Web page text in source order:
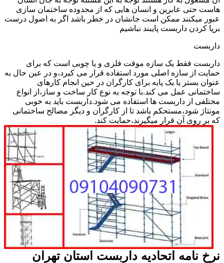
هاست حتی عابرین و انسان هایی که از محدوده ساختمان سازی
عبور میکنند ممکن است جانشان در خطر باشد اگر به اصول درست
برپا کردن داربست پایبند نباشیم
داربست
داربست فقط یک سازه موقت فلزی و یا چوبی است که برای
حمایت از سازه اصلی مورد استفاده قرار می کیرد،و در عین حال به
عنوان بستر یا یک پایه برای کارگران در حین انجام کارهای
ساختمانی عمل می کند.با توجه به نوع کار ساخت و ساز،از انواع
مختلفی از داربست ها استفاده می شود.داربست باید به خوبی
مونتاژ شود،مستحکم باشد تا از کارگران و دیگر مصالح ساختمانی
که بر روی آن قرار میگیرند،حمایت کند.
نرخ نامه اتحادیه داربست استان تهران